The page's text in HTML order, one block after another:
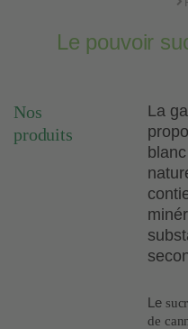
Le pouvoir
La
Le
de
Nos
produits